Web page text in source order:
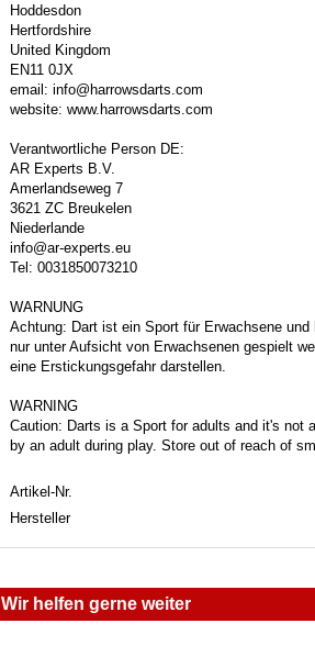
Hoddesdon
Hertfordshire
United Kingdom
EN11 0JX
email: info@harrowsdarts.com
website: www.harrowsdarts.com
Verantwortliche Person DE:
AR Experts B.V.
Amerlandseweg 7
3621 ZC Breukelen
Niederlande
info@ar-experts.eu
Tel: 0031850073210
WARNUNG
Achtung: Dart ist ein Sport für Erwachsene
nur unter Aufsicht von Erwachsenen gespielt
eine Erstickungsgefahr darstellen.
WARNING
Caution: Darts is a Sport for adults and it's not
by an adult during play. Store out of reach of
Artikel-Nr.
Hersteller
Wir helfen gerne weiter